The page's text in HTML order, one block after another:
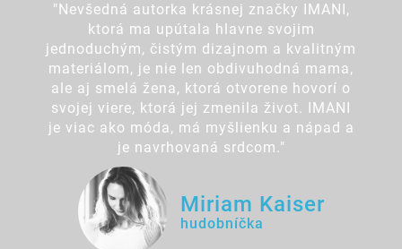
"Nevšedná autorka krásnej značky IMANI,
ktorá ma upútala hlavne svojim
jednoduchým, čistým dizajnom a kvalitným
materiálom, je nie len obdivuhodná mama,
ale aj smelá žena, ktorá otvorene hovorí o
svojej viere, ktorá jej zmenila život. IMANI
je viac ako móda, má myšlienku a nápad a
je navrhovaná srdcom."
Miriam Kaiser
hudobníčka